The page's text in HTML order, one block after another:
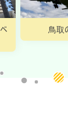
鳥取